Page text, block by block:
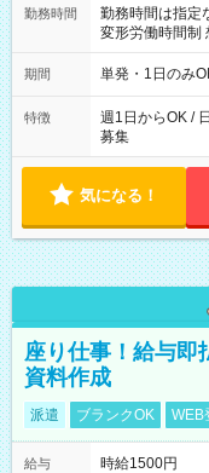
勤務時間
勤務時間は指定
変形労働時間制 想定労働
～21：00
期間 単発・1日のみ
特徴
週1日からOK /
募集
気になる！
座り仕事！給与即
資料作成
派遣 ブランクOK WEB
給与
時給1500円